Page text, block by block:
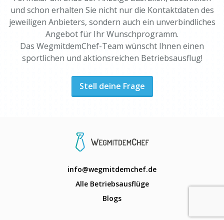
und schon erhalten Sie nicht nur die Kontaktdaten des
jeweiligen Anbieters, sondern auch ein unverbindliches
Angebot für Ihr Wunschprogramm.
Das WegmitdemChef-Team wünscht Ihnen einen
sportlichen und aktionsreichen Betriebsausflug!
Stell deine Frage
info@wegmitdemchef.de
Alle Betriebsausflüge
Blogs